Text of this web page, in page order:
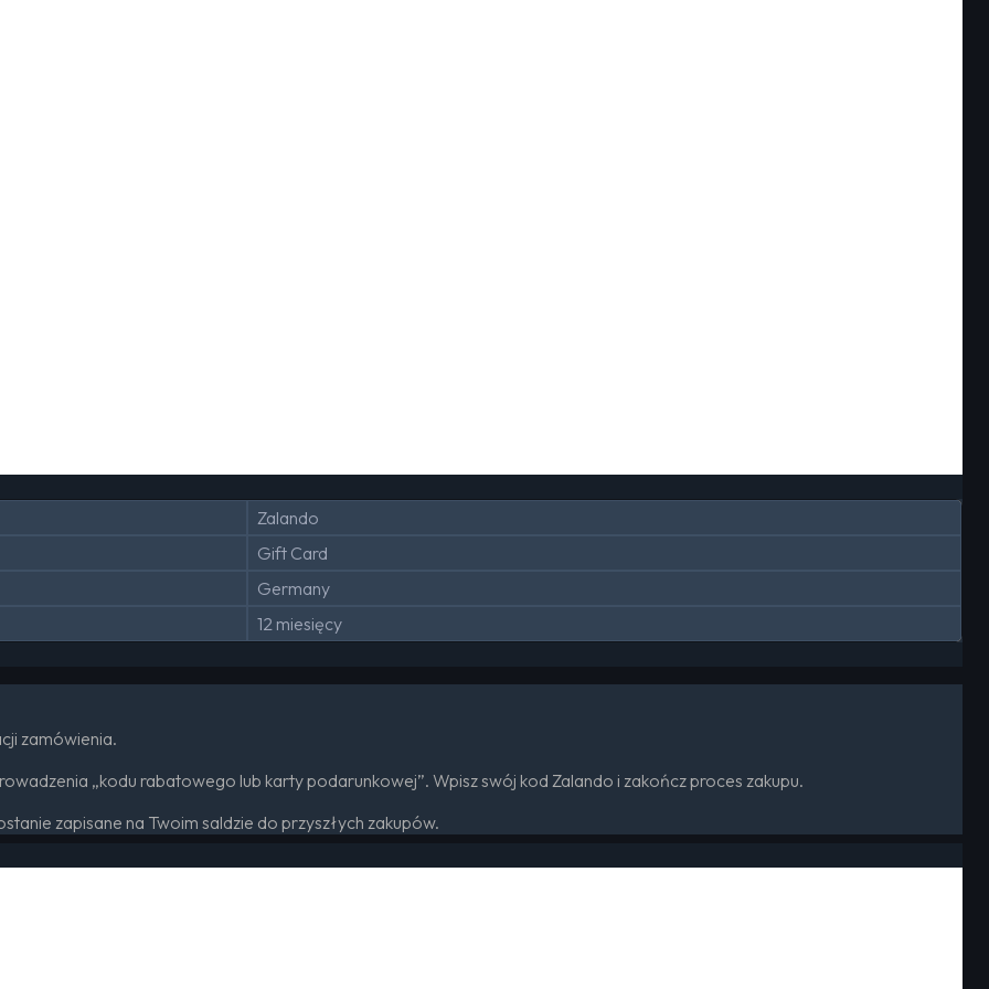
Zalando
Gift Card
Germany
12 miesięcy
zamówienia.
„kodu rabatowego lub karty podarunkowej”. Wpisz swój kod Zalando i zakończ proces zakupu.
zapisane na Twoim saldzie do przyszłych zakupów.